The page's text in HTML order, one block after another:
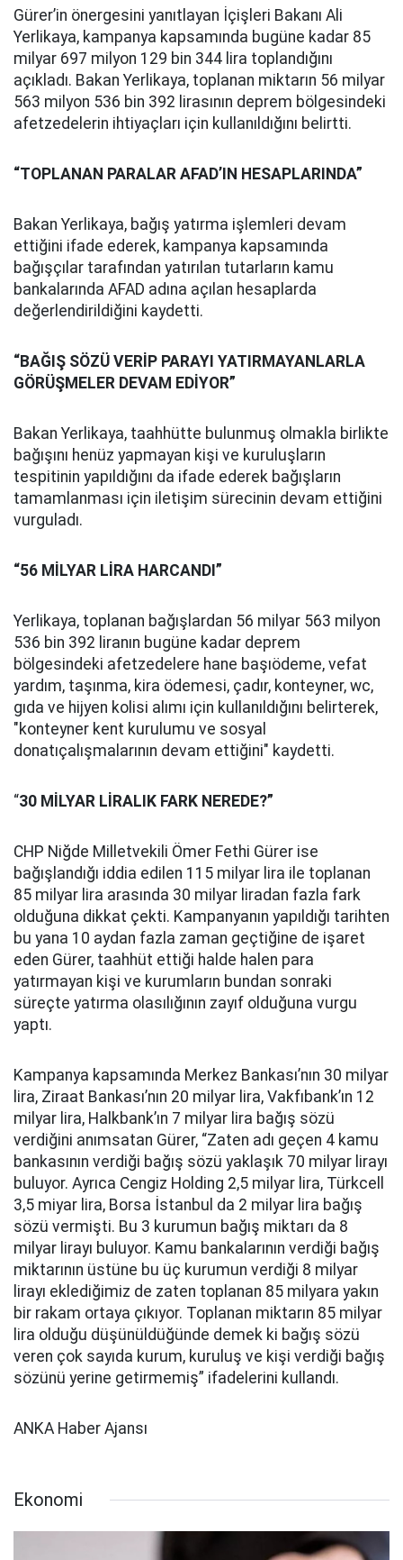
Gürer’in önergesini yanıtlayan İçişleri Bakanı Ali
Yerlikaya, kampanya kapsamında bugüne kadar 85
milyar 697 milyon 129 bin 344 lira toplandığını
açıkladı. Bakan Yerlikaya, toplanan miktarın 56 milyar
563 milyon 536 bin 392 lirasının deprem bölgesindeki
afetzedelerin ihtiyaçları için kullanıldığını belirtti.
“TOPLANAN PARALAR AFAD’IN HESAPLARINDA”
Bakan Yerlikaya, bağış yatırma işlemleri devam
ettiğini ifade ederek, kampanya kapsamında
bağışçılar tarafından yatırılan tutarların kamu
bankalarında AFAD adına açılan hesaplarda
değerlendirildiğini kaydetti.
“BAĞIŞ SÖZÜ VERİP PARAYI YATIRMAYANLARLA
GÖRÜŞMELER DEVAM EDİYOR”
Bakan Yerlikaya, taahhütte bulunmuş olmakla birlikte
bağışını henüz yapmayan kişi ve kuruluşların
tespitinin yapıldığını da ifade ederek bağışların
tamamlanması için iletişim sürecinin devam ettiğini
vurguladı.
“56 MİLYAR LİRA HARCANDI”
Yerlikaya, toplanan bağışlardan 56 milyar 563 milyon
536 bin 392 liranın bugüne kadar deprem
bölgesindeki afetzedelere hane başıödeme, vefat
yardım, taşınma, kira ödemesi, çadır, konteyner, wc,
gıda ve hijyen kolisi alımı için kullanıldığını belirterek,
"konteyner kent kurulumu ve sosyal
donatıçalışmalarının devam ettiğini" kaydetti.
“30 MİLYAR LİRALIK FARK NEREDE?”
CHP Niğde Milletvekili Ömer Fethi Gürer ise
bağışlandığı iddia edilen 115 milyar lira ile toplanan
85 milyar lira arasında 30 milyar liradan fazla fark
olduğuna dikkat çekti. Kampanyanın yapıldığı tarihten
bu yana 10 aydan fazla zaman geçtiğine de işaret
eden Gürer, taahhüt ettiği halde halen para
yatırmayan kişi ve kurumların bundan sonraki
süreçte yatırma olasılığının zayıf olduğuna vurgu
yaptı.
Kampanya kapsamında Merkez Bankası’nın 30 milyar
lira, Ziraat Bankası’nın 20 milyar lira, Vakfıbank’ın 12
milyar lira, Halkbank’ın 7 milyar lira bağış sözü
verdiğini anımsatan Gürer, “Zaten adı geçen 4 kamu
bankasının verdiği bağış sözü yaklaşık 70 milyar lirayı
buluyor. Ayrıca Cengiz Holding 2,5 milyar lira, Türkcell
3,5 miyar lira, Borsa İstanbul da 2 milyar lira bağış
sözü vermişti. Bu 3 kurumun bağış miktarı da 8
milyar lirayı buluyor. Kamu bankalarının verdiği bağış
miktarının üstüne bu üç kurumun verdiği 8 milyar
lirayı eklediğimiz de zaten toplanan 85 milyara yakın
bir rakam ortaya çıkıyor. Toplanan miktarın 85 milyar
lira olduğu düşünüldüğünde demek ki bağış sözü
veren çok sayıda kurum, kuruluş ve kişi verdiği bağış
sözünü yerine getirmemiş” ifadelerini kullandı.
ANKA Haber Ajansı
Ekonomi